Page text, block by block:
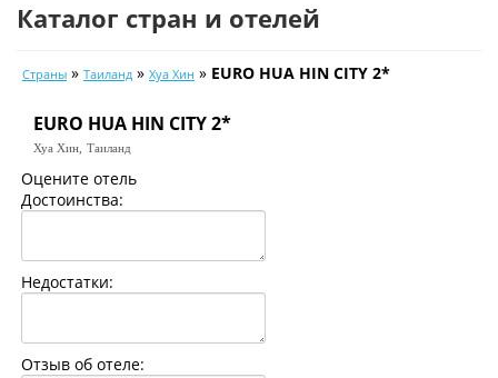
Календарь туров
Цены дня
Страны
Каталог стран и отелей
Страны » Таиланд » Хуа Хин » EURO HUA HIN CITY 2*
EURO HUA HIN CITY 2*
Хуа Хин, Таиланд
Оцените отель
Достоинства:
Недостатки:
Отзыв об отеле: